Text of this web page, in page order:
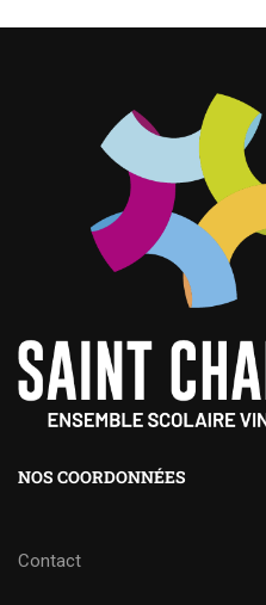
NOS COORDONNÉES
Contact